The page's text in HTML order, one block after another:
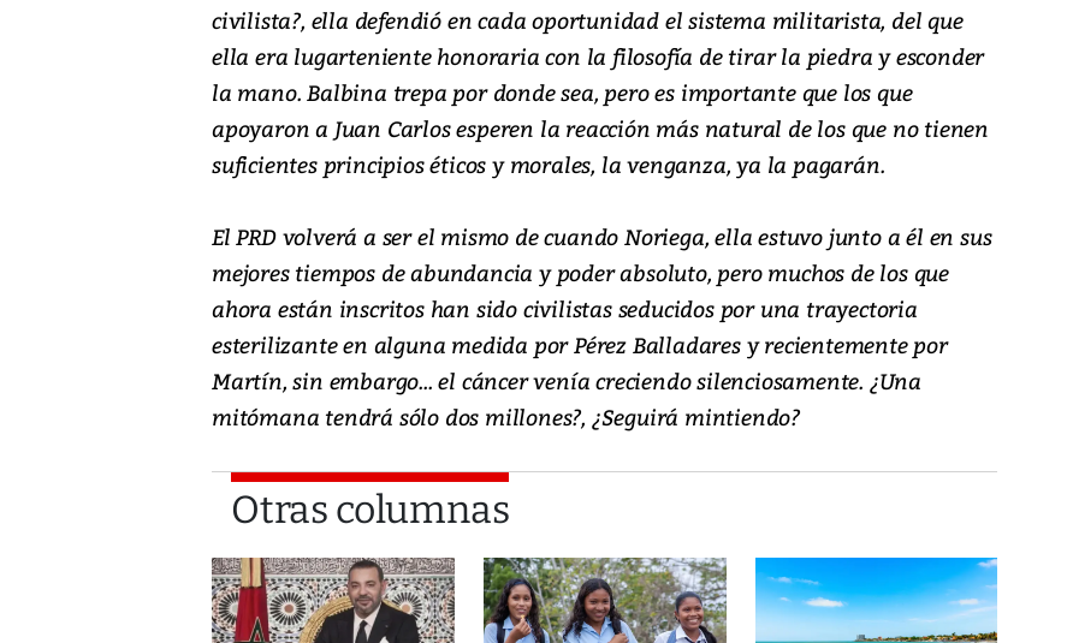
civilista?, ella defendió en cada oportunidad el sistema militarista, del que
ella era lugarteniente honoraria con la filosofía de tirar la piedra y esconder
la mano. Balbina trepa por donde sea, pero es importante que los que
apoyaron a Juan Carlos esperen la reacción más natural de los que no tienen
suficientes principios éticos y morales, la venganza, ya la pagarán.
El PRD volverá a ser el mismo de cuando Noriega, ella estuvo junto a él en sus
mejores tiempos de abundancia y poder absoluto, pero muchos de los que
ahora están inscritos han sido civilistas seducidos por una trayectoria
esterilizante en alguna medida por Pérez Balladares y recientemente por
Martín, sin embargo... el cáncer venía creciendo silenciosamente. ¿Una
mitómana tendrá sólo dos millones?, ¿Seguirá mintiendo?
Otras columnas